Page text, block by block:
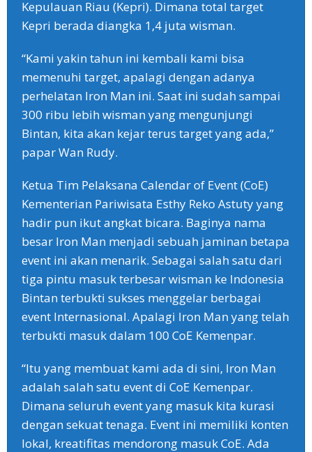
Kepulauan Riau (Kepri). Dimana total target
Kepri berada diangka 1,4 juta wisman.
“Kami yakin tahun ini kembali kami bisa
memenuhi target, apalagi dengan adanya
perhelatan Iron Man ini. Saat ini sudah sampai
300 ribu lebih wisman yang mengunjungi
Bintan, kita akan kejar terus target yang ada,”
papar Wan Rudy.
Ketua Tim Pelaksana Calendar of Event (CoE)
Kementerian Pariwisata Esthy Reko Astuty yang
hadir pun ikut angkat bicara. Baginya nama
besar Iron Man menjadi sebuah jaminan betapa
event ini akan menarik. Sebagai salah satu dari
tiga pintu masuk terbesar wisman ke Indonesia
Bintan terbukti sukses menggelar berbagai
event Internasional. Apalagi Iron Man yang telah
terbukti masuk dalam 100 CoE Kemenpar.
“Itu yang membuat kami ada di sini, Iron Man
adalah salah satu event di CoE Kemenpar.
Dimana seluruh event yang masuk kita kurasi
dengan sekuat tenaga. Event ini memiliki konten
lokal, kreatifitas mendorong masuk CoE. Ada